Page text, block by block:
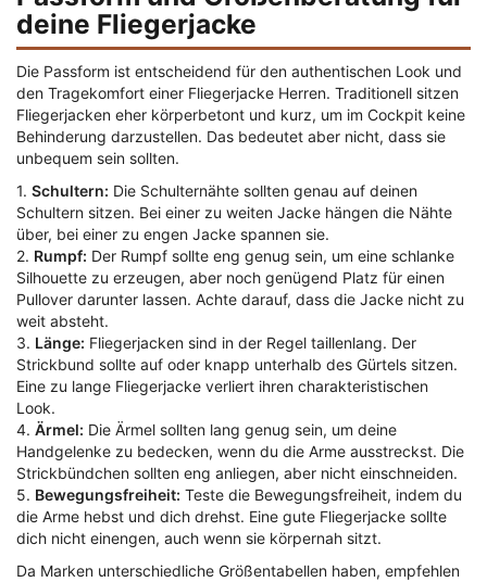
deine Fliegerjacke
Die Passform ist entscheidend für den authentischen Look und
den Tragekomfort einer Fliegerjacke Herren. Traditionell sitzen
Fliegerjacken eher körperbetont und kurz, um im Cockpit keine
Behinderung darzustellen. Das bedeutet aber nicht, dass sie
unbequem sein sollten.
1. Schultern: Die Schulternähte sollten genau auf deinen
Schultern sitzen. Bei einer zu weiten Jacke hängen die Nähte
über, bei einer zu engen Jacke spannen sie.
2. Rumpf: Der Rumpf sollte eng genug sein, um eine schlanke
Silhouette zu erzeugen, aber noch genügend Platz für einen
Pullover darunter lassen. Achte darauf, dass die Jacke nicht zu
weit absteht.
3. Länge: Fliegerjacken sind in der Regel taillenlang. Der
Strickbund sollte auf oder knapp unterhalb des Gürtels sitzen.
Eine zu lange Fliegerjacke verliert ihren charakteristischen
Look.
4. Ärmel: Die Ärmel sollten lang genug sein, um deine
Handgelenke zu bedecken, wenn du die Arme ausstreckst. Die
Strickbündchen sollten eng anliegen, aber nicht einschneiden.
5. Bewegungsfreiheit: Teste die Bewegungsfreiheit, indem du
die Arme hebst und dich drehst. Eine gute Fliegerjacke sollte
dich nicht einengen, auch wenn sie körpernah sitzt.
Da Marken unterschiedliche Größentabellen haben, empfehlen